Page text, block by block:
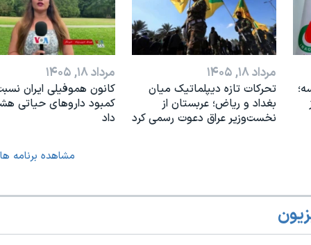
مرداد ۱۸, ۱۴۰۵
تحرکات تازه دیپلماتیک میان
بغداد و ریاض؛ عربستان از
نخست‌وزیر عراق دعوت رسمی کرد
مرداد ۱۸, ۱۴۰۵
کانون هموفیلی ایران
کمبود داروهای حیاتی
داد
مشاهده برنامه